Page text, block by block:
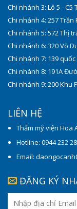
Chi nhánh 3: Lô 5 -
Chi nhánh 4: 257 Trần
Chi nhánh 5: 572 Thị
Chi nhánh 6: 320 Võ
Chi nhánh 7: 139
Chi nhánh 8: 191A
Chi nhánh 9: 200 Khu
LIÊN HỆ
Thẩm mỹ viện Hoa
Hotline: 0944 232
Email:
ĐĂNG KÝ